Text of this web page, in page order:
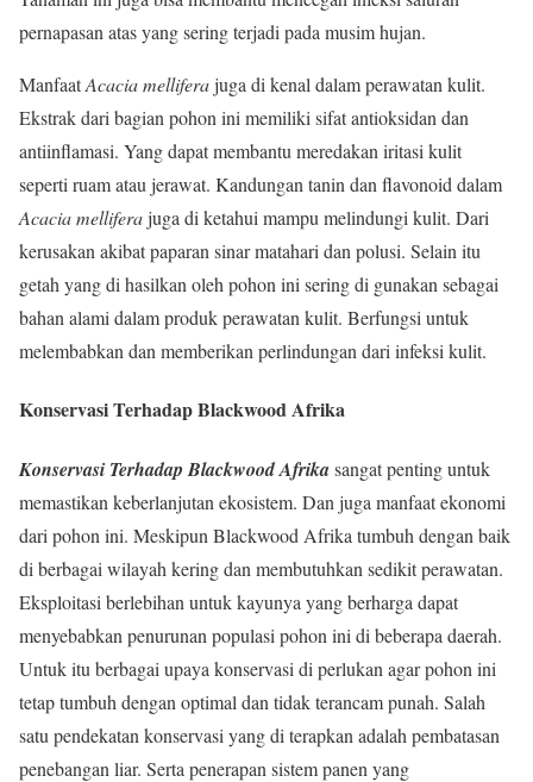
pernapasan atas yang sering terjadi pada musim hujan.
ManfaatAcacia melliferajuga di kenal dalam perawatan kulit.
Ekstrak dari bagian pohon ini memiliki sifat antioksidan dan
antiinflamasi. Yang dapat membantu meredakan iritasi kulit
seperti ruam atau jerawat. Kandungan tanin dan flavonoid dalam
Acacia melliferajuga di ketahui mampu melindungi kulit. Dari
kerusakan akibat paparan sinar matahari dan polusi. Selain itu
getah yang di hasilkan oleh pohon ini sering di gunakan sebagai
bahan alami dalam produk perawatan kulit. Berfungsi untuk
melembabkan dan memberikan perlindungan dari infeksi kulit.
Konservasi Terhadap Blackwood Afrika
Konservasi Terhadap Blackwood Afrikasangat penting untuk
memastikan keberlanjutan ekosistem. Dan juga manfaat ekonomi
dari pohon ini. Meskipun Blackwood Afrika tumbuh dengan baik
di berbagai wilayah kering dan membutuhkan sedikit perawatan.
Eksploitasi berlebihan untuk kayunya yang berharga dapat
menyebabkan penurunan populasi pohon ini di beberapa daerah.
Untuk itu berbagai upaya konservasi di perlukan agar pohon ini
tetap tumbuh dengan optimal dan tidak terancam punah. Salah
satu pendekatan konservasi yang di terapkan adalah pembatasan
penebangan liar. Serta penerapan sistem panen yang